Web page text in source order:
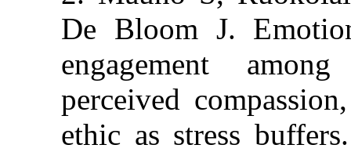
De Bloom J.
engagement
perceived
ethic as stress